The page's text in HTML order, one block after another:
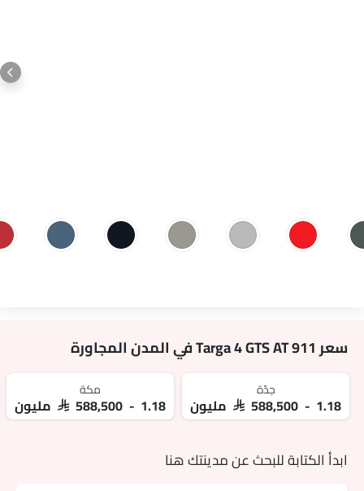
سعر 911 Targa 4 GTS AT في المدن المجاورة
جدّة
SAR 588,500 - 1.18 مليون
مكة
SAR 588,500 - 1.18 مليون
ابدأ الكتابة للبحث عن مدينتك هنا